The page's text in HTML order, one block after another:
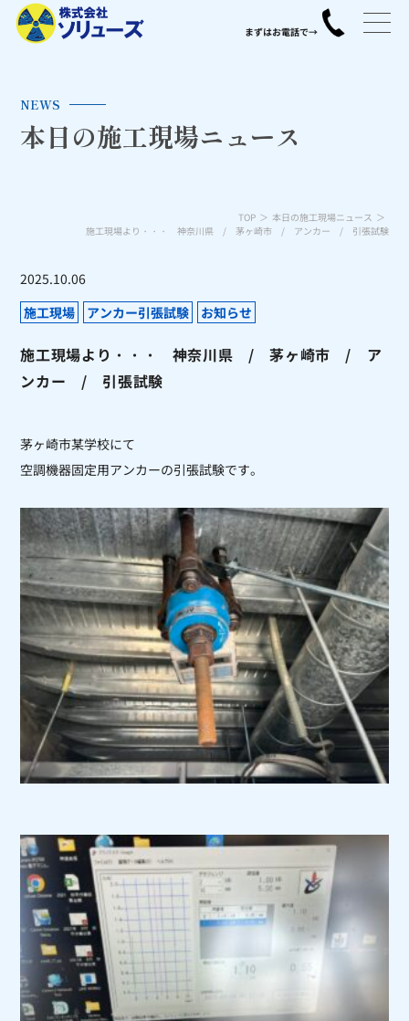
NEWS
本日の施工現場ニュース
TOP
本日の施工現場ニュース
施工現場より・・・ 神奈川県 / 茅ヶ崎市 / アンカー / 引張試験
2025.10.06
施工現場
アンカー引張試験 お知らせ
施工現場より・・・ 神奈川県 / 茅ヶ崎市 / ア
ンカー / 引張試験
茅ヶ崎市某学校にて
空調機器固定用アンカーの引張試験です。